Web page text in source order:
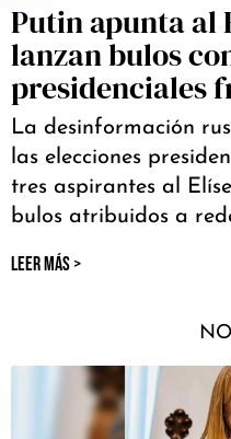
Putin apunta al
lanzan bulos
presidenciales
La desinformación
las elecciones
tres aspirantes al
bulos atribuidos a
LEER MÁS >